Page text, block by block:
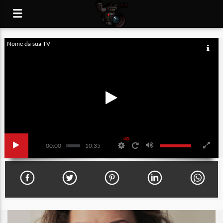
00:00 10:35
HD
Nome da sua TV